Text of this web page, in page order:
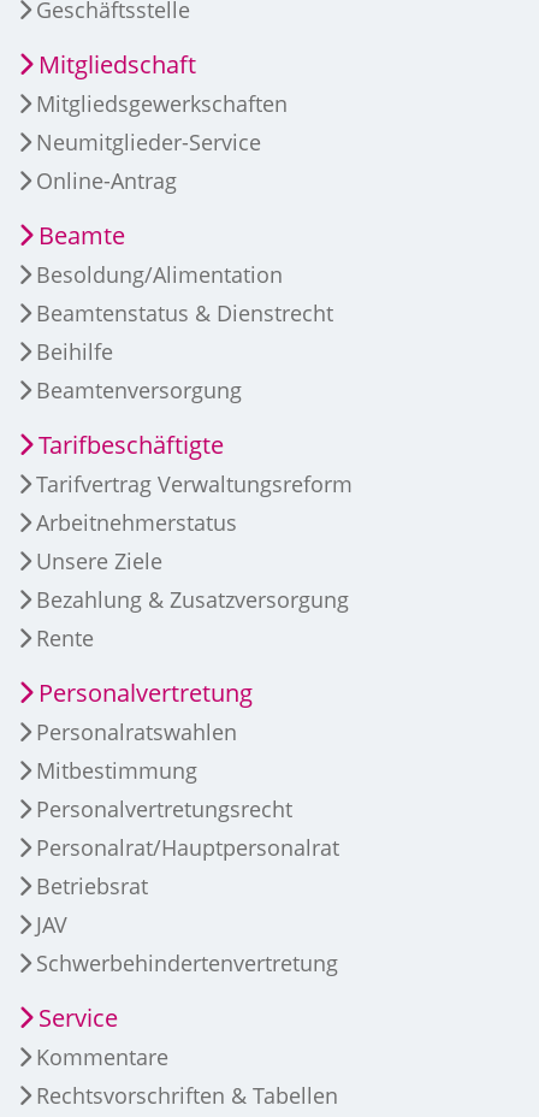
Geschäftsstelle
Mitgliedschaft
Mitgliedsgewerkschaften
Neumitglieder-Service
Online-Antrag
Beamte
Besoldung/Alimentation
Beamtenstatus & Dienstrecht
Beihilfe
Beamtenversorgung
Tarifbeschäftigte
Tarifvertrag Verwaltungsreform
Arbeitnehmerstatus
Unsere Ziele
Bezahlung & Zusatzversorgung
Rente
Personalvertretung
Personalratswahlen
Mitbestimmung
Personalvertretungsrecht
Personalrat/Hauptpersonalrat
Betriebsrat
JAV
Schwerbehindertenvertretung
Service
Kommentare
Rechtsvorschriften & Tabellen